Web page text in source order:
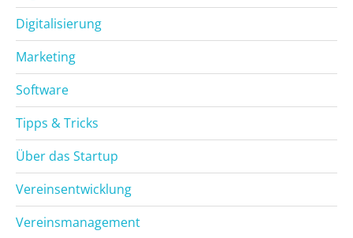
Digitalisierung
Marketing
Software
Tipps & Tricks
Über das Startup
Vereinsentwicklung
Vereinsmanagement